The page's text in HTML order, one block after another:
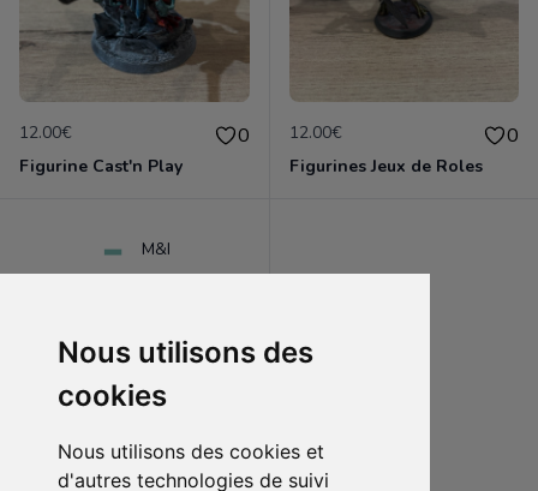
Nous utilisons des
cookies
Nous utilisons des cookies et
d'autres technologies de suivi
12.00€ 0
Figurine Cast'n Play
12.00€ 0
Figurines Jeux de Roles
M&I